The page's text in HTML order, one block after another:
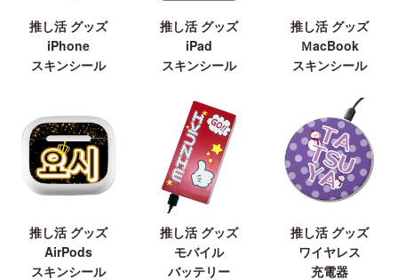
推し活 グッズ
iPhone
スキンシール
推し活 グッズ
iPad
スキンシール
推し活 グッズ
ＭacBook
スキンシール
推し活 グッズ
AirPods
スキンシール
推し活 グッズ
モバイル
バッテリー
推し活 グッズ
ワイヤレス
充電器